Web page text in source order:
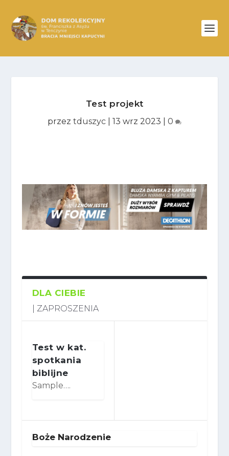
Test projekt
przez tduszyc 13 wrz 2023 0
DLA CIEBIE
| ZAPROSZENIA
Test w kat.
spotkania
biblijne
Sample….
Boże Narodzenie